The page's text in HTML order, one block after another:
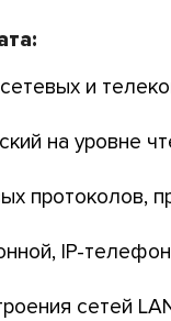
и
на уровне
протоколов,
IP-
сетей